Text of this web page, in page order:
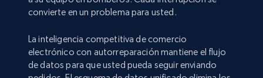
convierte en un problema para usted.
La inteligencia competitiva de comercio
electrónico con autorreparación mantiene el flujo
de datos para que usted pueda seguir enviando